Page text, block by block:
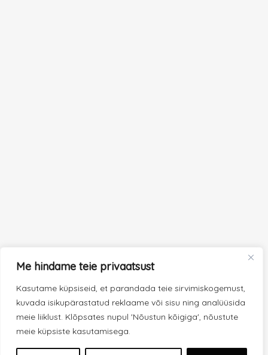
Me hindame teie privaatsust
Kasutame küpsiseid, et parandada teie sirvimiskogemust,
kuvada isikupärastatud reklaame või sisu ning analüüsida
meie liiklust. Klõpsates nupul 'Nõustun kõigiga', nõustute
meie küpsiste kasutamisega.